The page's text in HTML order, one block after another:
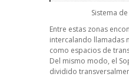
Sistema de
Entre estas zonas
intercalando llamadas
como espacios de
Del mismo modo, el
dividido